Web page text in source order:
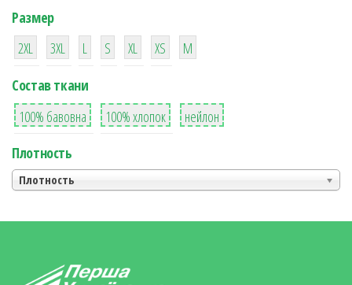
Размер
38
2XL
16
3XL
42
L
42
S
42
XL XS
М
Состав ткани
8
100% бавовна
36
100% хлопок
2
нейлон
Плотность
Плотность